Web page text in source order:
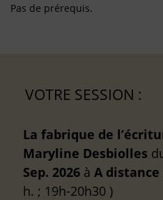
Pas de prérequis.
VOTRE SESSION :
La fabrique de
Maryline Desbiolles
Sep. 2026 à A distance
h. ; 19h-20h30 )